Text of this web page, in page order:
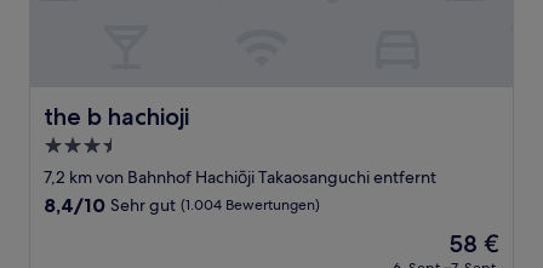
the b hachioji
the b hachioji
3.5-
Sterne-
Unterkunft
7,2 km von Bahnhof Hachiōji Takaosanguchi entfernt
8.4
8,4/10 Sehr gut (1.004 Bewertungen)
Der
Preis
58 €